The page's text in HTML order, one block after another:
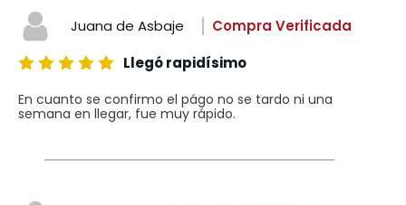
Juana de Asbaje
Compra Verificada
Llegó rapidísimo
En cuanto se confirmo el págo no se tardo ni una
semana en llegar, fue muy rápido.